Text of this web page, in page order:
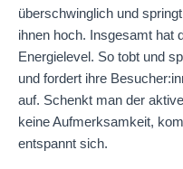
überschwinglich und
ihnen hoch. Insgesamt hat
Energielevel. So tobt und
und fordert ihre
auf. Schenkt man der
keine Aufmerksamkeit,
entspannt sich.